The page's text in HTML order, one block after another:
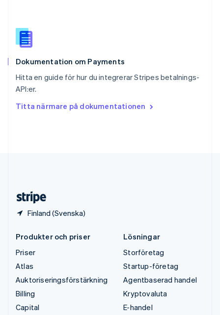
Dokumentation om Payments
Hitta en guide för hur du integrerar Stripes betalnings-
API:er.
Titta närmare på dokumentationen
Finland (Svenska)
Español
Storbritannien
Sverige
Thailand
ไทย
English
Produkter och priser
Priser
Atlas
Auktoriseringsförstärkning
Billing
Capital
Lösningar
Storföretag
Startup-företag
Agentbaserad handel
Kryptovaluta
E-handel